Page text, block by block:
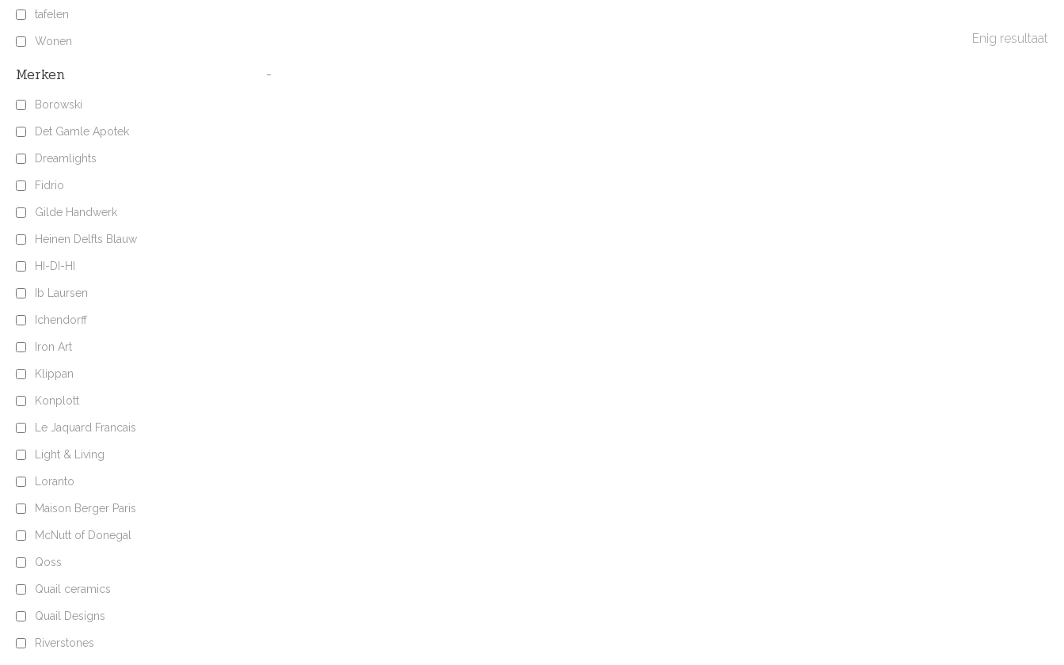
Enig resultaat
tafelen
Wonen
Merken -
Borowski
Det Gamle Apotek
Dreamlights
Fidrio
Gilde Handwerk
Heinen Delfts Blauw
HI-DI-HI
Ib Laursen
Ichendorff
Iron Art
Klippan
Konplott
Le Jaquard Francais
Light & Living
Loranto
Maison Berger Paris
McNutt of Donegal
Qoss
Quail ceramics
Quail Designs
Riverstones